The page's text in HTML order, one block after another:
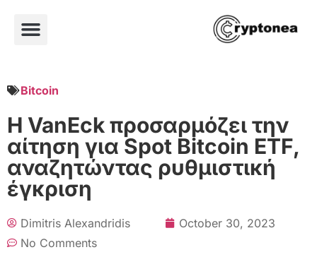
Bitcoin
Η VanEck προσαρμόζει την
αίτηση για Spot Bitcoin ETF,
αναζητώντας ρυθμιστική
έγκριση
Dimitris Alexandridis
October 30, 2023
No Comments